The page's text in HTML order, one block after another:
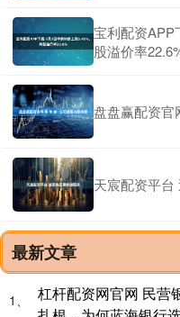
宝利配资APP
股溢价率
盘盘赢配资官
天宸配资平台
最新文章
1、
杠杆配资网官网 民营